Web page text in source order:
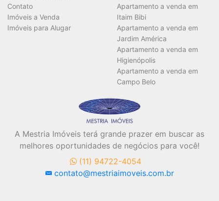
Área Útil (m²)
BUSCAR
Contato
Imóveis a Venda
Imóveis para Alugar
Apartamento a venda em
Itaim Bibi
Apartamento a venda em
Jardim América
Apartamento a venda em
Higienópolis
Apartamento a venda em
Campo Belo
A Mestria Imóveis terá grande prazer em buscar as
melhores oportunidades de negócios para você!
(11) 94722-4054
contato@mestriaimoveis.com.br